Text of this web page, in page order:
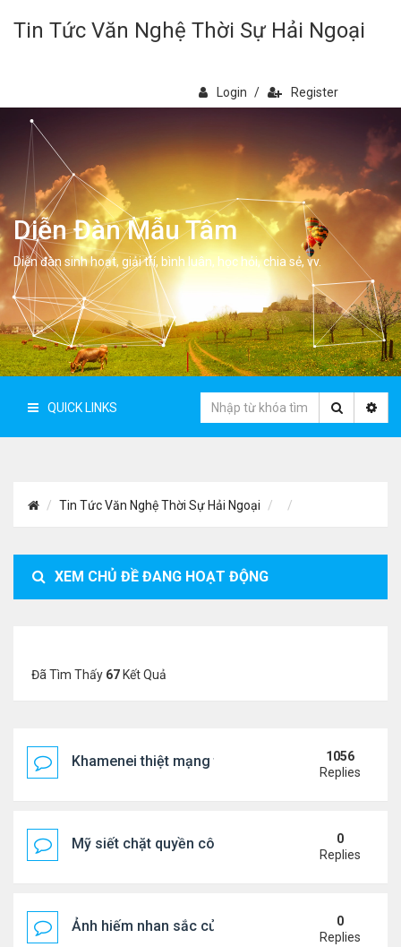
Tin Tức Văn Nghệ Thời Sự Hải Ngoại
Login / Register
Diễn Đàn Mẫu Tâm
Diễn đàn sinh hoạt, giải trí, bình luân, học hỏi, chia sẻ, vv.
QUICK LINKS
Tin Tức Văn Nghệ Thời Sự Hải Ngoại
XEM CHỦ ĐỀ ĐANG HOẠT ĐỘNG
Đã Tìm Thấy 67 Kết Quả
Khamenei thiệt mạng trong cuộc tấn công phối
1056
Replies
Mỹ siết chặt quyền công dân theo nơi sinh, mở
0
Replies
Ảnh hiếm nhan sắc của Thẩm Thuý Hằng0
Replies